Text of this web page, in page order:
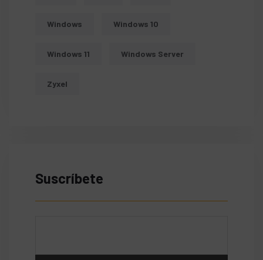
Windows Windows 10
Windows 11 Windows Server
Zyxel
Suscríbete